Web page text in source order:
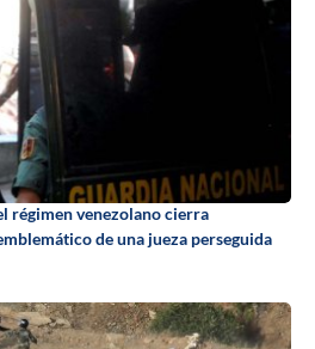
régimen venezolano cierra
de una jueza perseguida